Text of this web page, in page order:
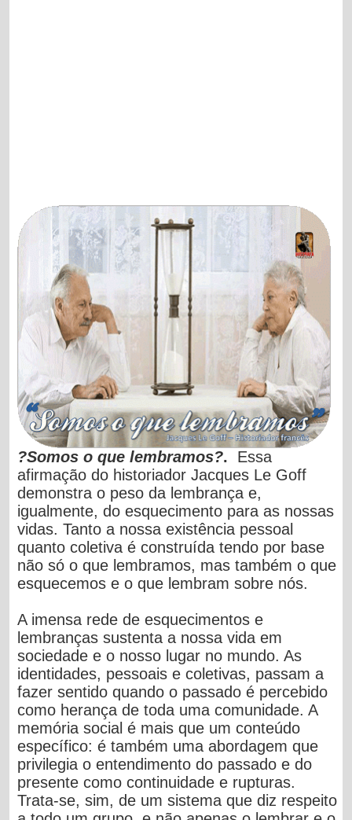
?Somos o que lembramos?.
Essa
afirmação do historiador Jacques Le Goff
demonstra o peso da lembrança e,
igualmente, do esquecimento para as nossas
vidas. Tanto a nossa existência pessoal
quanto coletiva é construída tendo por base
não só o que lembramos, mas também o que
esquecemos e o que lembram sobre nós.
A imensa rede de esquecimentos e
lembranças sustenta a nossa vida em
sociedade e o nosso lugar no mundo. As
identidades, pessoais e coletivas, passam a
fazer sentido quando o passado é percebido
como herança de toda uma comunidade. A
memória social é mais que um conteúdo
específico: é também uma abordagem que
privilegia o entendimento do passado e do
presente como continuidade e rupturas.
Trata-se, sim, de um sistema que diz respeito